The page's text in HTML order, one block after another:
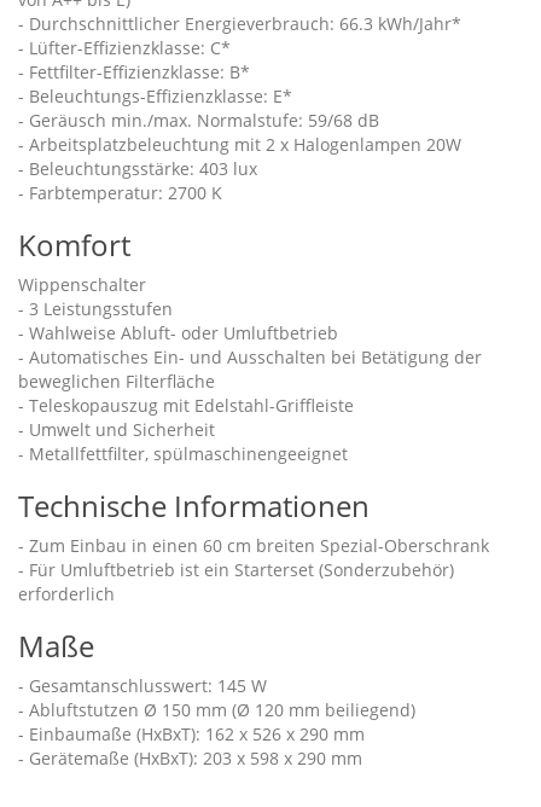
- Durchschnittlicher Energieverbrauch: 66.3 kWh/Jahr*
- Lüfter-Effizienzklasse: C*
- Fettfilter-Effizienzklasse: B*
- Beleuchtungs-Effizienzklasse: E*
- Geräusch min./max. Normalstufe: 59/68 dB
- Arbeitsplatzbeleuchtung mit 2 x Halogenlampen 20W
- Beleuchtungsstärke: 403 lux
- Farbtemperatur: 2700 K
Komfort
Wippenschalter
- 3 Leistungsstufen
- Wahlweise Abluft- oder Umluftbetrieb
- Automatisches Ein- und Ausschalten bei Betätigung der
beweglichen Filterfläche
- Teleskopauszug mit Edelstahl-Griffleiste
- Umwelt und Sicherheit
- Metallfettfilter, spülmaschinengeeignet
Technische Informationen
- Zum Einbau in einen 60 cm breiten Spezial-Oberschrank
- Für Umluftbetrieb ist ein Starterset (Sonderzubehör)
erforderlich
Maße
- Gesamtanschlusswert: 145 W
- Abluftstutzen Ø 150 mm (Ø 120 mm beiliegend)
- Einbaumaße (HxBxT): 162 x 526 x 290 mm
- Gerätemaße (HxBxT): 203 x 598 x 290 mm